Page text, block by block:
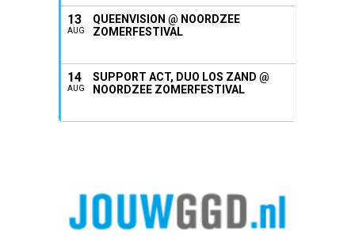
13
AUG
QUEENVISION @ NOORDZEE
ZOMERFESTIVAL
14
AUG
SUPPORT ACT, DUO LOS ZAND @
NOORDZEE ZOMERFESTIVAL